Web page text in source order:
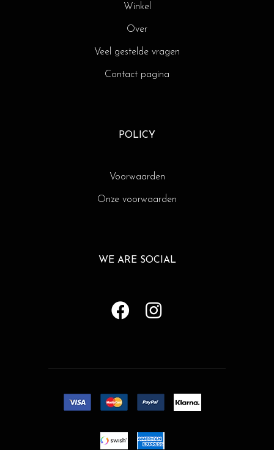
Winkel
Over
Veel gestelde vragen
Contact pagina
POLICY
Voorwaarden
Onze voorwaarden
WE ARE SOCIAL